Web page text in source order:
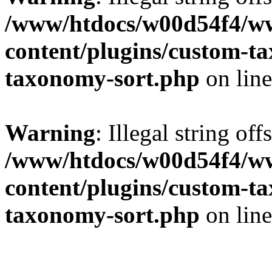
/www/htdocs/w00d54f4/
content/plugins/custom-
taxonomy-sort.php on
Warning: Illegal string
/www/htdocs/w00d54f4/
content/plugins/custom-
taxonomy-sort.php on